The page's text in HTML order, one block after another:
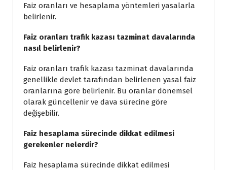
Faiz oranları ve hesaplama yöntemleri yasalarla
belirlenir.
Faiz oranları trafik kazası tazminat davalarında
nasıl belirlenir?
Faiz oranları trafik kazası tazminat davalarında
genellikle devlet tarafından belirlenen yasal faiz
oranlarına göre belirlenir. Bu oranlar dönemsel
olarak güncellenir ve dava sürecine göre
değişebilir.
Faiz hesaplama sürecinde dikkat edilmesi
gerekenler nelerdir?
Faiz hesaplama sürecinde dikkat edilmesi